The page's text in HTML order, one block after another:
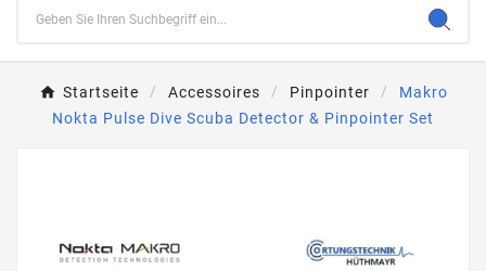
Startseite Accessoires Pinpointer
Makro
Nokta Pulse Dive Scuba Detector & Pinpointer Set